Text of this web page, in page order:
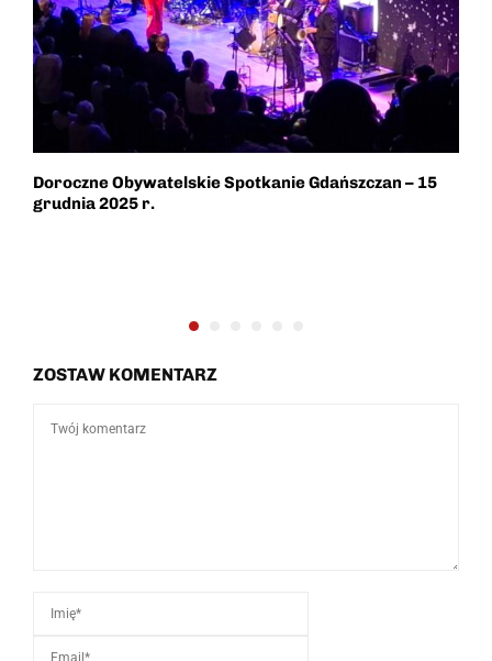
Doroczne Obywatelskie Spotkanie Gdańszczan – 15
grudnia 2025 r.
ZOSTAW KOMENTARZ